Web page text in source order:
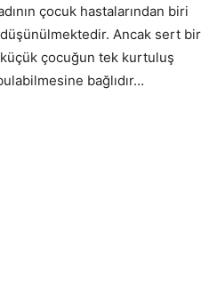
çocuk hastalarından biri
Ancak sert bir
küçük çocuğun tek kurtuluş
bağlıdır…